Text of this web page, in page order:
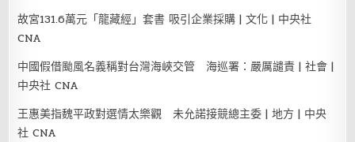
故宮131.6萬元「龍藏經」套書 吸引企業採購 | 文化 | 中央社
CNA
中國假借颱風名義稱對台灣海峽交管 海巡署：嚴厲譴責 | 社會 |
中央社 CNA
王惠美指魏平政對選情太樂觀 未允諾接競總主委 | 地方 | 中央
社 CNA